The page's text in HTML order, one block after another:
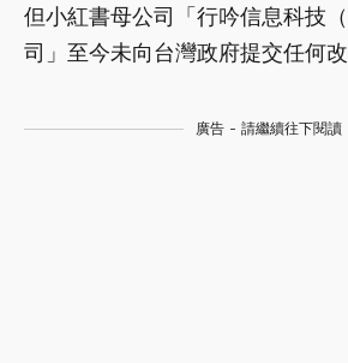
但小紅書母公司「行吟信息科技
司」至今未向台灣政府提交任何改
廣告 - 請繼續往下閱讀